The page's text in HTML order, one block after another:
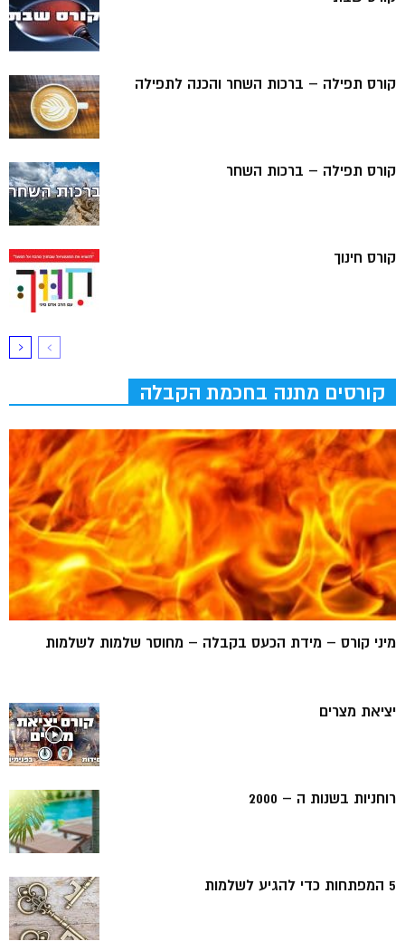
קורס תפילה – ברכות השחר והכנה לתפילה
קורס תפילה – ברכות השחר
קורס חינוך
קורסים מתנה בחכמת הקבלה
מיני קורס – מידת הכעס בקבלה – מחוסר שלמות לשלמות
יציאת מצרים
רוחניות בשנות ה – 2000
5 המפתחות כדי להגיע לשלמות